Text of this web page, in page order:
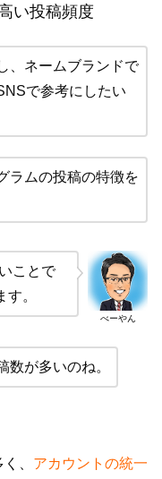
い投稿頻度
、ネームブランドで
で参考にしたい
ラムの投稿の特徴を
べーやん
ことで
。
数が多いのね。
、 アカウントの統一